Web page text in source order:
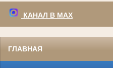
КАНАЛ В МАХ
ГЛАВНАЯ